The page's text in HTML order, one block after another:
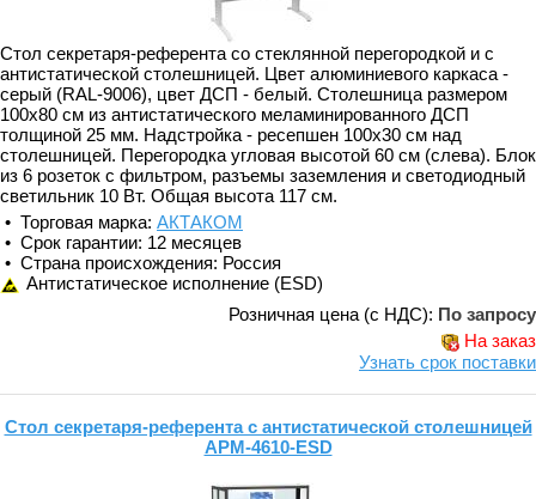
Стол секретаря-референта со стеклянной перегородкой и с
антистатической столешницей. Цвет алюминиевого каркаса -
серый (RAL-9006), цвет ДСП - белый. Столешница размером
100х80 см из антистатического меламинированного ДСП
толщиной 25 мм. Надстройка - ресепшен 100х30 см над
столешницей. Перегородка угловая высотой 60 см (слева). Блок
из 6 розеток с фильтром, разъемы заземления и светодиодный
светильник 10 Вт. Общая высота 117 см.
• Торговая марка: АКТАКОМ
• Срок гарантии: 12 месяцев
• Страна происхождения: Россия
Антистатическое исполнение (ESD)
Розничная цена (с НДС): По запросу
На заказ
Узнать срок поставки
Стол секретаря-референта с антистатической столешницей
АРМ-4610-ESD